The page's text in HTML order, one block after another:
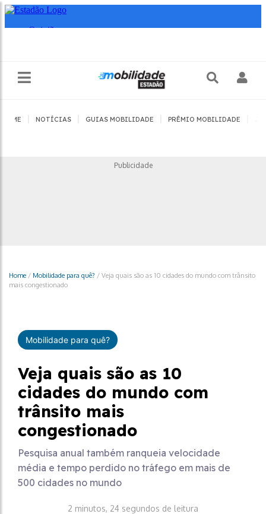
HOME NOTÍCIAS GUIAS MOBILIDADE PRÊMIO MOBILIDADE
Publicidade
Home / Mobilidade para quê? / Veja quais são as 10 cidades do mundo com trânsito
mais congestionado
Mobilidade para quê?
Veja quais são as 10
cidades do mundo com
trânsito mais
congestionado
Pesquisa anual também ranqueia velocidade
média e tempo perdido no tráfego em mais de
500 cidades no mundo
2 minutos, 24 segundos de leitura